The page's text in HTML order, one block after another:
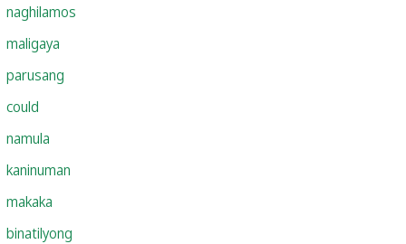
naghilamos
maligaya
parusang
could
namula
kaninuman
makaka
binatilyong